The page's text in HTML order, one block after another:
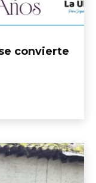
convierte